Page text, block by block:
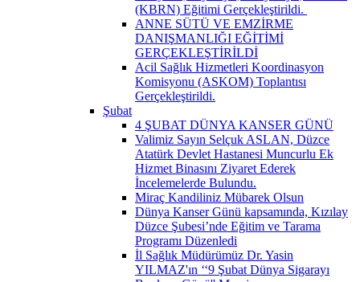
(KBRN) Eğitimi Gerçekleştirildi. ​
ANNE SÜTÜ VE EMZİRME
DANIŞMANLIĞI EĞİTİMİ
GERÇEKLEŞTİRİLDİ
Acil Sağlık Hizmetleri Koordinasyon
Komisyonu (ASKOM) Toplantısı
Gerçekleştirildi.
Şubat
4 ŞUBAT DÜNYA KANSER GÜNÜ
Valimiz Sayın Selçuk ASLAN, Düzce
Atatürk Devlet Hastanesi Muncurlu Ek
Hizmet Binasını Ziyaret Ederek
İncelemelerde Bulundu.
Miraç Kandiliniz Mübarek Olsun
Dünya Kanser Günü kapsamında, Kızılay
Düzce Şubesi’nde Eğitim ve Tarama
Programı Düzenledi
İl Sağlık Müdürümüz Dr. Yasin
YILMAZ'ın ‘‘9 Şubat Dünya Sigarayı